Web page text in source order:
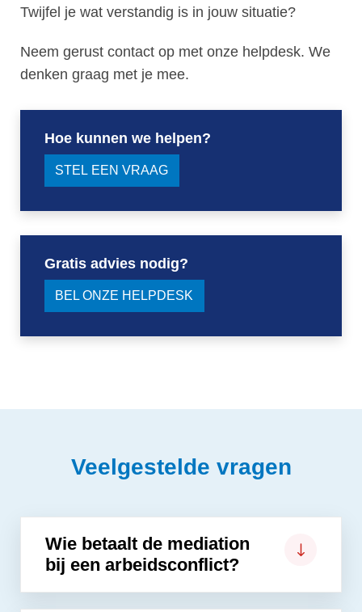
Twijfel je wat verstandig is in jouw situatie?
Neem gerust contact op met onze helpdesk. We
denken graag met je mee.
Hoe kunnen we helpen?
STEL EEN VRAAG
Gratis advies nodig?
BEL ONZE HELPDESK
Veelgestelde vragen
Wie betaalt de mediation
bij een arbeidsconflict?